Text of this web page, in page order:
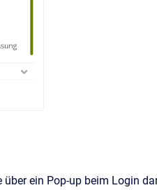
über ein Pop-up beim Login